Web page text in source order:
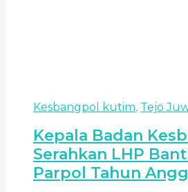
Kesbangpol kutim, Tejo
Kepala Badan
Serahkan LHP
Parpol Tahun